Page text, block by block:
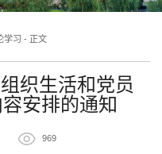
学习 - 正文
织生活和党员
安排的通知
969